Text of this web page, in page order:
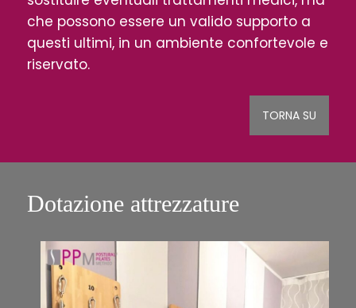
che possono essere un valido supporto a
questi ultimi, in un ambiente confortevole e
riservato.
TORNA SU
Dotazione attrezzature